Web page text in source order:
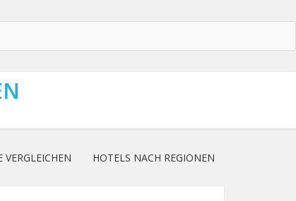
HOTELS NACH REGIONEN